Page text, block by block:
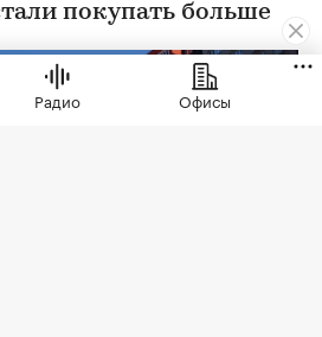
покупать больше
Радио Офисы